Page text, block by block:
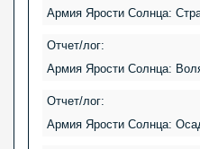
Армия Ярости Солнца:
Отчет/лог:
Армия Ярости Солнца:
Отчет/лог:
Армия Ярости Солнца: